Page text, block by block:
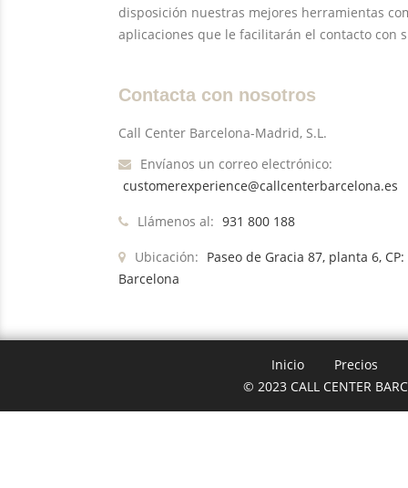
disposición nuestras mejores herramientas
aplicaciones que le facilitarán el contacto con
Contacta con nosotros
Call Center Barcelona-Madrid, S.L.
Envíanos un correo electrónico:
customerexperience@callcenterbarcelona.es
Llámenos al: 931 800 188
Ubicación: Paseo de Gracia 87, planta 6,
Barcelona
Inicio Precios
© 2023 CALL CENTER